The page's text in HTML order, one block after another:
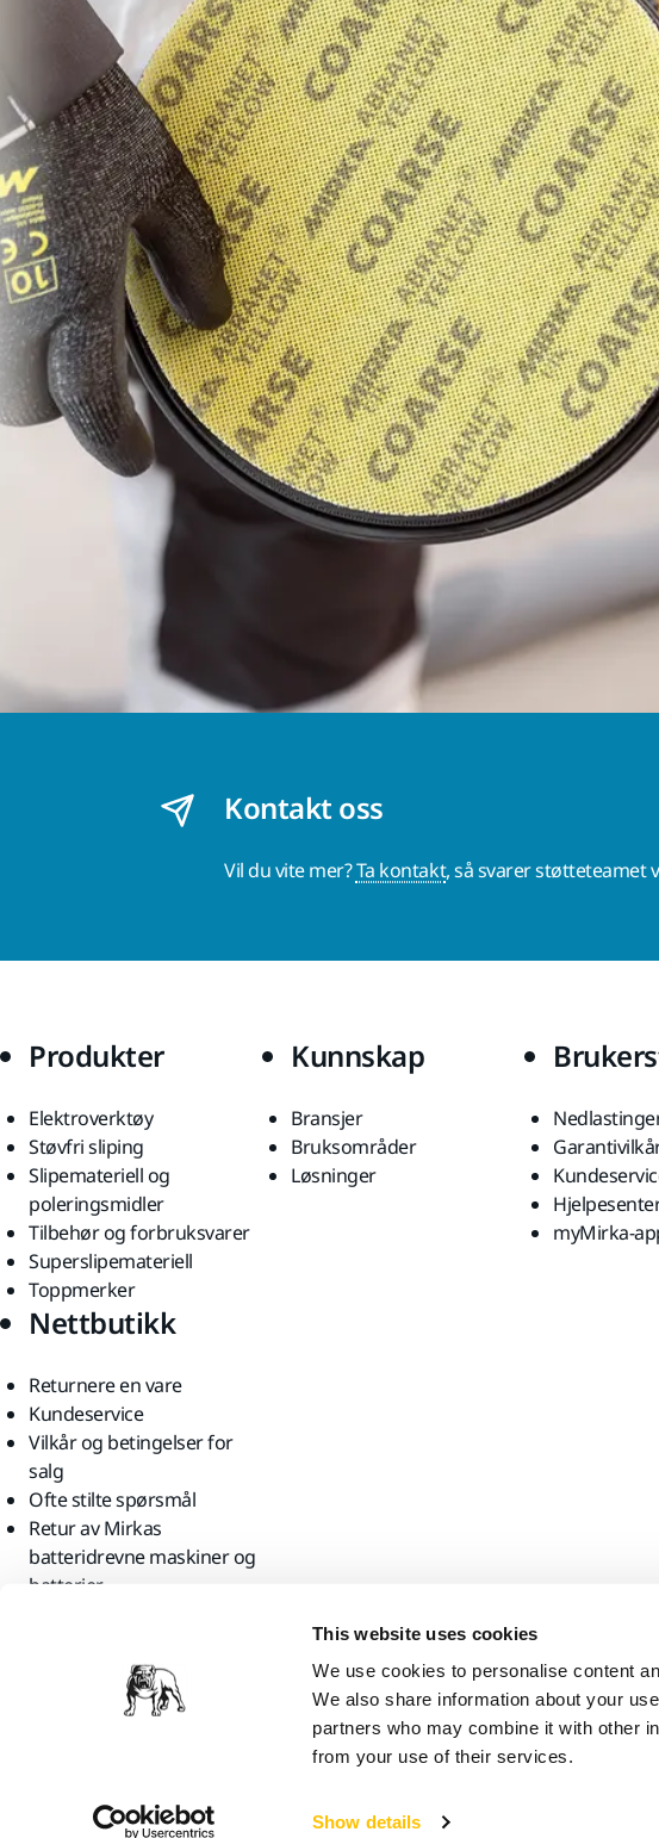
This website uses cookies
We use cookies to personalise content
We also share information about your
partners who may combine it with other
from your use of their services.
Show details
Kontakt oss
Vil du vite mer?Ta kontakt, så svarer støtteteamet
Produkter
Elektroverktøy
Støvfri sliping
Slipemateriell og
poleringsmidler
Tilbehør og forbruksvarer
Superslipemateriell
Toppmerker
Kunnskap
Bransjer
Bruksområder
Løsninger
myMirka-
Nettbutikk
Returnere en vare
Kundeservice
Vilkår og betingelser for
salg
Ofte stilte spørsmål
Retur av Mirkas
batteridrevne maskiner og
batterier